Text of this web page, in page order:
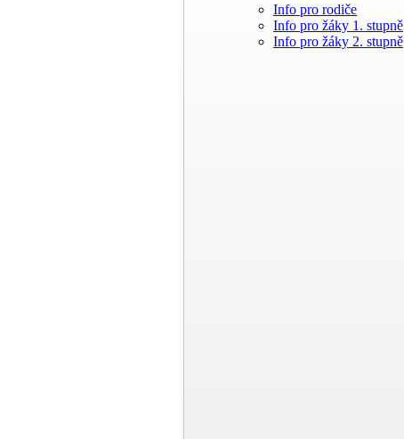
Info pro rodiče
Info pro žáky 1. stupně
Info pro žáky 2. stupně